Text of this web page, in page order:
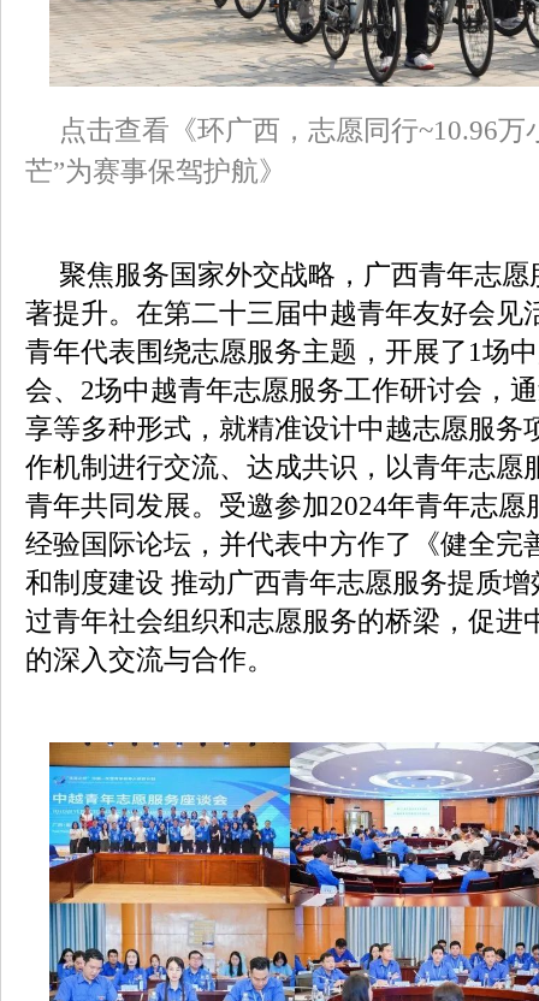
点击查看《环广西，志愿同行~10.96万
芒”为赛事保驾护航》
聚焦服务国家外交战略，广西青年志
著提升。在第二十三届中越青年友好会见
青年代表围绕志愿服务主题，开展了1场
会、2场中越青年志愿服务工作研讨会，
享等多种形式，就精准设计中越志愿服务
作机制进行交流、达成共识，以青年志愿
青年共同发展。受邀参加2024年青年志愿
经验国际论坛，并代表中方作了《健全完
和制度建设 推动广西青年志愿服务提质
过青年社会组织和志愿服务的桥梁，促进
的深入交流与合作。